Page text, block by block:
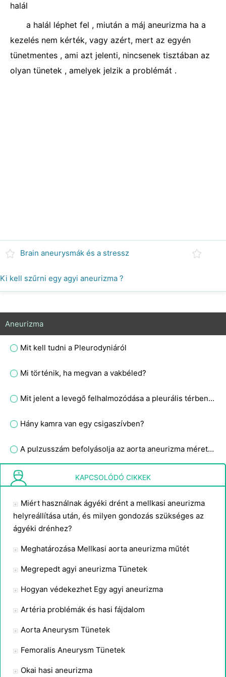
halál
a halál léphet fel , miután a máj aneurizma ha a
kezelés nem kérték, vagy azért, mert az egyén
tünetmentes , ami azt jelenti, nincsenek tisztában az
olyan tünetek , amelyek jelzik a problémát .
Brain aneurysmák és a stressz
Ki kell szűrni egy agyi aneurizma ?
Aneurizma
Mit kell tudni a Pleurodyniáról
Mi történik, ha megvan a vakbéled?
Mit jelent a levegő felhalmozódása a pleurális térben, ami miatt a tüdő nem tágul ki teljesen vagy összeesik?
Hány kamra van egy csigaszívben?
A pulzusszám befolyásolja az aorta aneurizma méretét?
Kockázati tényezők a Artéria Boncolás
KAPCSOLÓDÓ CIKKEK
Miért használnak ágyéki drént a mellkasi aneurizma
helyreállítása után, és milyen gondozás szükséges az
ágyéki drénhez?
Meghatározása Mellkasi aorta aneurizma műtét
Megrepedt agyi aneurizma Tünetek
Hogyan védekezhet Egy agyi aneurizma
Artéria problémák és hasi fájdalom
Aorta Aneurysm Tünetek
Femoralis Aneurysm Tünetek
Okai hasi aneurizma